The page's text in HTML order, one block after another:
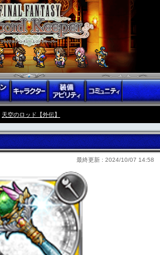
天空のロッド【外伝】
最終更新 : 2024/10/07 14:58